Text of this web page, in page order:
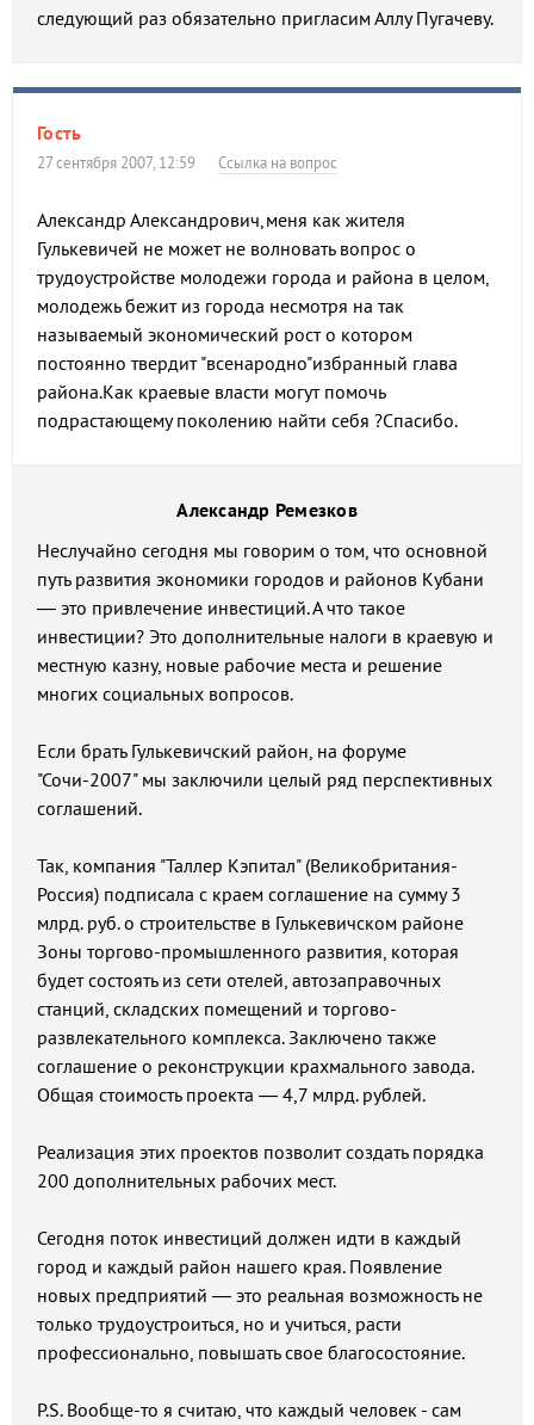
следующий раз обязательно пригласим Аллу Пугачеву.
Гость
27 сентября 2007, 12:59 Ссылка на вопрос
Александр Александрович,меня как жителя
Гулькевичей не может не волновать вопрос о
трудоустройстве молодежи города и района в целом,
молодежь бежит из города несмотря на так
называемый экономический рост о котором
постоянно твердит "всенародно"избранный глава
района.Как краевые власти могут помочь
подрастающему поколению найти себя ?Спасибо.
Александр Ремезков
Неслучайно сегодня мы говорим о том, что основной
путь развития экономики городов и районов Кубани
— это привлечение инвестиций. А что такое
инвестиции? Это дополнительные налоги в краевую и
местную казну, новые рабочие места и решение
многих социальных вопросов.
Если брать Гулькевичский район, на форуме
"Сочи-2007" мы заключили целый ряд перспективных
соглашений.
Так, компания "Таллер Кэпитал" (Великобритания-
Россия) подписала с краем соглашение на сумму 3
млрд. руб. о строительстве в Гулькевичском районе
Зоны торгово-промышленного развития, которая
будет состоять из сети отелей, автозаправочных
станций, складских помещений и торгово-
развлекательного комплекса. Заключено также
соглашение о реконструкции крахмального завода.
Общая стоимость проекта — 4,7 млрд. рублей.
Реализация этих проектов позволит создать порядка
200 дополнительных рабочих мест.
Сегодня поток инвестиций должен идти в каждый
город и каждый район нашего края. Появление
новых предприятий — это реальная возможность не
только трудоустроиться, но и учиться, расти
профессионально, повышать свое благосостояние.
P.S. Вообще-то я считаю, что каждый человек - сам